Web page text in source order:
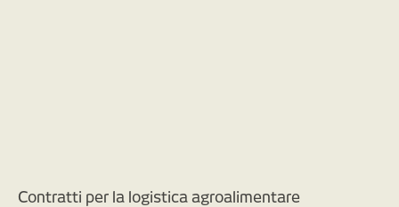
Contratti per la logistica agroalimentare